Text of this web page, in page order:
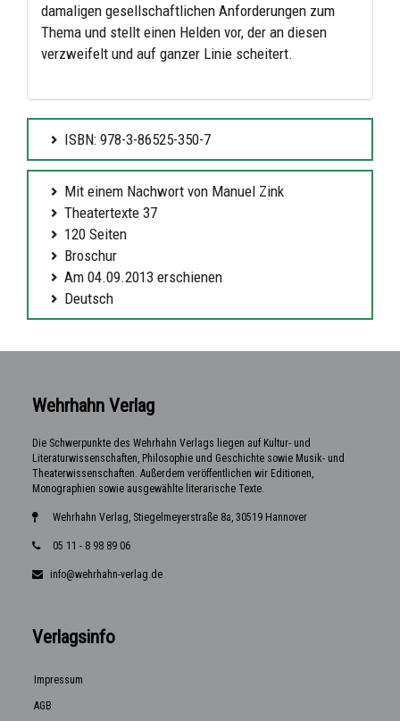
damaligen gesellschaftlichen Anforderungen zum
Thema und stellt einen Helden vor, der an diesen
verzweifelt und auf ganzer Linie scheitert.
ISBN: 978-3-86525-350-7
Mit einem Nachwort von Manuel Zink
Theatertexte 37
120 Seiten
Broschur
Am 04.09.2013 erschienen
Deutsch
Wehrhahn Verlag
Die Schwerpunkte des Wehrhahn Verlags liegen auf Kultur- und
Literaturwissenschaften, Philosophie und Geschichte sowie Musik- und
Theaterwissenschaften. Außerdem veröffentlichen wir Editionen,
Monographien sowie ausgewählte literarische Texte.
Wehrhahn Verlag, Stiegelmeyerstraße 8a, 30519 Hannover
05 11 - 8 98 89 06
info@wehrhahn-verlag.de
Verlagsinfo
Impressum
AGB